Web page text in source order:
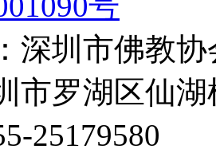
深圳市佛教
市罗湖区仙
25179580